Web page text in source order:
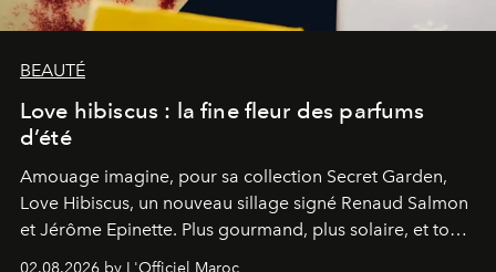
BEAUTÉ
Love hibiscus : la fine fleur des parfums
d’été
Amouage imagine, pour sa collection Secret Garden,
Love Hibiscus, un nouveau sillage signé Renaud Salmon
et Jérôme Epinette. Plus gourmand, plus solaire, et tout
à fait irrésistible.